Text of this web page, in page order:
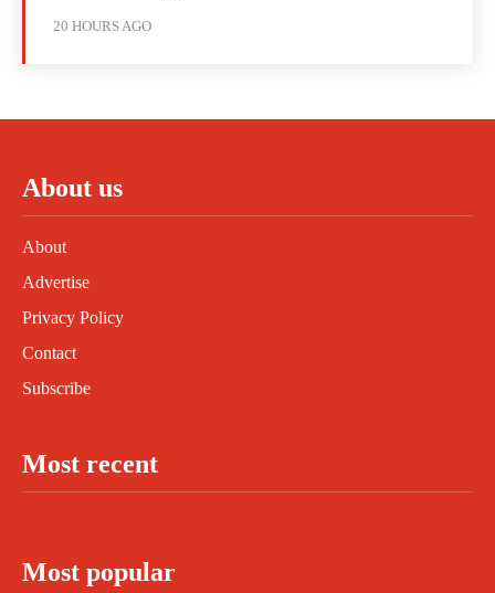
20 HOURS AGO
About us
About
Advertise
Privacy Policy
Contact
Subscribe
Most recent
Most popular